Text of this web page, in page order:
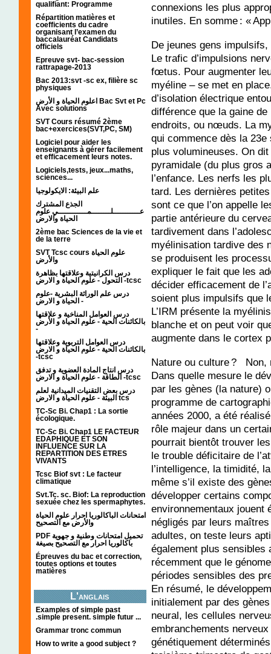
qualifiant: Programme
Répartition matières et
coefficients du cadre
organisant l’examen du
baccalauréat Candidats
officiels
Epreuve svt- bac-session
rattrapage-2013
Bac 2013:svt -sc ex, filière sc
physiques
اعلوم الحياة و الأرض Bac Svt et Pc
Avec solutions
SVT Cours résumé 2ème
bac+exercices(SVT,PC, SM)
Logiciel pour aider les
enseignants à gérer facilement
et efficacement leurs notes.
Logiciels,tests, jeux...maths,
sciences...
علم البيئة: الايكولوجيا
الجذع المشترك
عـــــــــــلــــــــمــــــــــــي علوم
الحياة والارض
2ème bac Sciences de la vie et
de la terre
SVT Tcsc cours علوم الحياة
والأرض
درس الكرانيتية وعلاقتها بظاهرة
التحول - علوم الحياة و الارض -tcsc
درس علم الوراثة البشرية -علوم
الحياة و الارض -
درس العوامل المناخية و علاقتها
بالكائنات الحية - علوم الحياة و الأرض
-
درس العوامل التربوية وعلاقتها
بالكائنات الحية - علوم الحياة و الارض
-tcsc
درس انتاج المادة العضوية و تدفق
الطاقة - علوم الحياة و الارض -tcsc
درس بعض التقنيات الميدانية لعلم
البيئة - علوم الحياة و الارض tcs
TC-Sc Bi. Chap1 : La sortie
écologique.
TC-Sc Bi. Chap1 LE FACTEUR
EDAPHIQUE ET SON
INFLUENCE SUR LA
REPARTITION DES ETRES
VIVANTS
Tcsc Biof svt : Le facteur
climatique
Svt.Tc. sc. Biof: La reproduction
sexuée chez les spermaphytes.
امتحانات الباكالوريا احرار علوم الحياة
والأرض مع التصحيح
PDF تحميل امتحانات وطنية و جهوية
باكالوريا احرار مع التصحيح بصيغة
Épreuves du bac et correction,
toutes options et toutes
matières
L'anglais
Examples of simple past
.simple present. simple futur ...
Grammar tronc commun
How to write a good subject ?
connexions les plus
inutiles. En somme : «
De jeunes gens
Le trafic d’impulsions
fœtus. Pour augmenter
myéline – se met en
d’isolation électrique
différence que la gaine
endroits, ou nœuds. La
qui commence dès la
plus volumineuses. On
pyramidale (du plus gros
l’enfance. Les nerfs les
tard. Les dernières
sont ce que l’on appelle
partie antérieure du
tardivement dans
myélinisation tardive des
se produisent les
expliquer le fait que les
décider efficacement de
soient plus impulsifs que
L’IRM présente la
blanche et on peut voir
augmente dans le cortex
Nature ou culture ? Non,
Dans quelle mesure le
par les gènes (la nature)
programme de
années 2000, a été
rôle majeur dans un
pourrait bientôt trouver
le trouble déficitaire de
l’intelligence, la timidité,
même s’il existe des
développer certains
environnementaux jouent
négligés par leurs
adultes, on teste leurs
également plus
récemment que le
périodes sensibles des
En résumé, le
initialement par des
neural, les cellules
embranchements
génétiquement